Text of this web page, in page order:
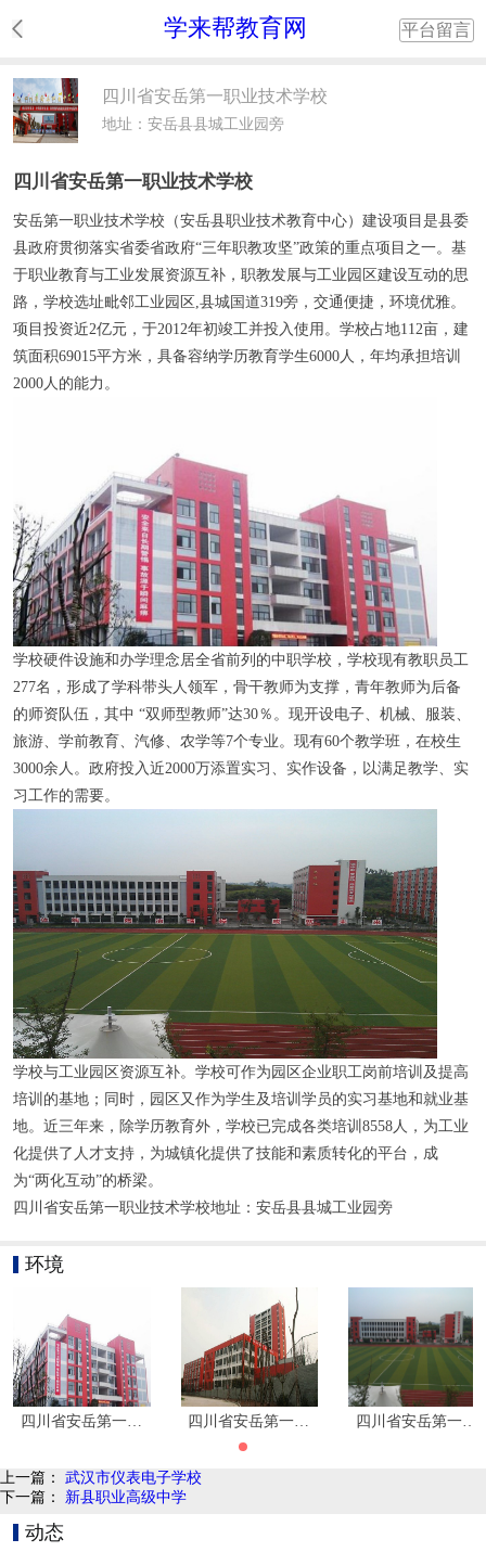
学来帮教育网 平台留言
四川省安岳第一职业技术学校
地址：安岳县县城工业园旁
四川省安岳第一职业技术学校
安岳第一职业技术学校 （安岳县职业技术教育中心）建设项目是县委
县政府贯彻落实省委省政府“三年职教攻坚”政策的重点项目之一。基
于职业教育与工业发展资源互补，职教发展与工业园区建设互动的思
路，学校选址毗邻工业园区,县城国道319旁，交通便捷，环境优雅。
项目投资近2亿元，于2012年初竣工并投入使用。学校占地112亩，建
筑面积69015平方米，具备容纳学历教育学生6000人，年均承担培训
2000人的能力。
学校硬件设施和办学理念居全省前列的中职学校，学校现有教职员工
277名，形成了学科带头人领军，骨干教师为支撑，青年教师为后备
的师资队伍，其中 “双师型教师”达30％。现开设电子、机械、服装、
旅游、学前教育、汽修、农学等7个专业。现有60个教学班，在校生
3000余人。政府投入近2000万添置实习、实作设备，以满足教学、实
习工作的需要。
学校与工业园区资源互补。学校可作为园区企业职工岗前培训及提高
培训的基地；同时，园区又作为学生及培训学员的实习基地和就业基
地。近三年来，除学历教育外，学校已完成各类培训8558人，为工业
化提供了人才支持，为城镇化提供了技能和素质转化的平台，成
为“两化互动”的桥梁。
四川省安岳第一职业技术学校地址：安岳县县城工业园旁
环境
四川省安岳第一职业技术学校环境图片|学校寝室环境
四川省安岳第一职业技术学校环境图片|学校
四川省安岳第一职
上一篇： 武汉市仪表电子学校
下一篇： 新县职业高级中学
动态